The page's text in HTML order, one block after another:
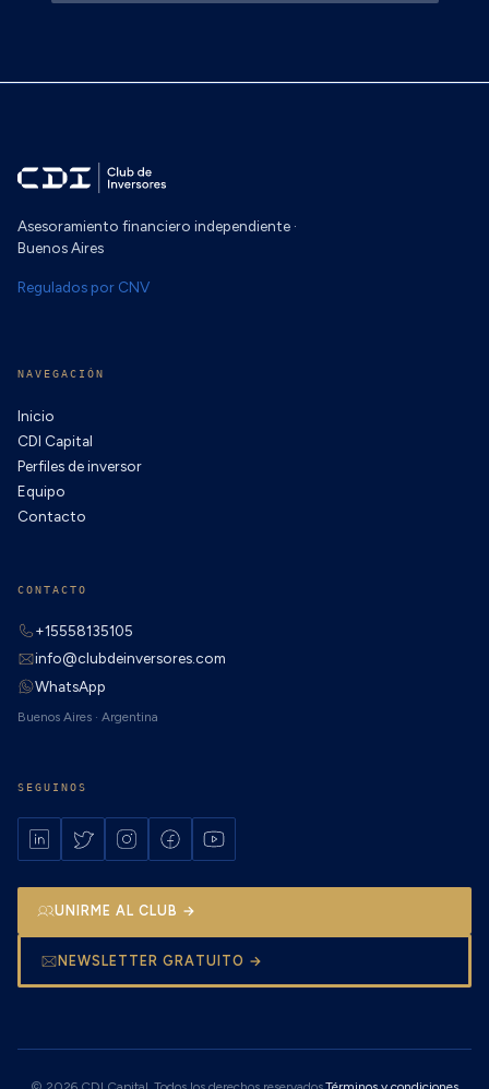
Asesoramiento financiero independiente ·
Buenos Aires
Regulados por CNV
NAVEGACIÓN
Inicio
CDI Capital
Perfiles de inversor
Equipo
Contacto
CONTACTO
+15558135105
info@clubdeinversores.com
WhatsApp
Buenos Aires · Argentina
SEGUINOS
UNIRME AL CLUB →
NEWSLETTER GRATUITO →